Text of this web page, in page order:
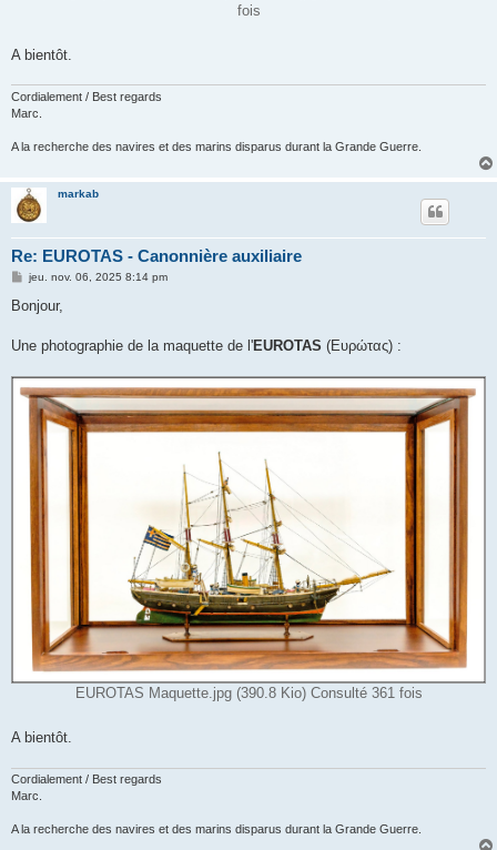
fois
A bientôt.
Cordialement / Best regards
Marc.
A la recherche des navires et des marins disparus durant la Grande Guerre.
markab
Re: EUROTAS - Canonnière auxiliaire
M
s
g
jeu. nov. 06, 2025 8:14 pm
Bonjour,
Une photographie de la maquette de l'EUROTAS (Ευρώτας) :
EUROTAS Maquette.jpg (390.8 Kio) Consulté 361 fois
A bientôt.
Cordialement / Best regards
Marc.
A la recherche des navires et des marins disparus durant la Grande Guerre.